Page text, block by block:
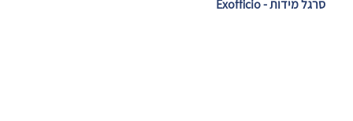
סרגל מידות - Exofficio